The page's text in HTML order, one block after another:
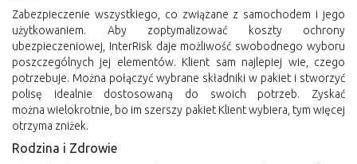
Zabezpieczenie wszystkiego, co związane z samochodem i jego
użytkowaniem. Aby zoptymalizować koszty ochrony
ubezpieczeniowej, InterRisk daje możliwość swobodnego wyboru
poszczególnych jej elementów. Klient sam najlepiej wie, czego
potrzebuje. Można połączyć wybrane składniki w pakiet i stworzyć
polisę idealnie dostosowaną do swoich potrzeb. Zyskać
można wielokrotnie, bo im szerszy pakiet Klient wybiera, tym więcej
otrzyma zniżek.
Rodzina i Zdrowie